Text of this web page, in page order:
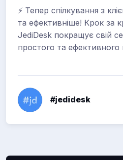
⚡️ Тепер спілкування з
та ефективніше! Крок за
JediDesk покращує свій
простого та ефективного
#jedidesk